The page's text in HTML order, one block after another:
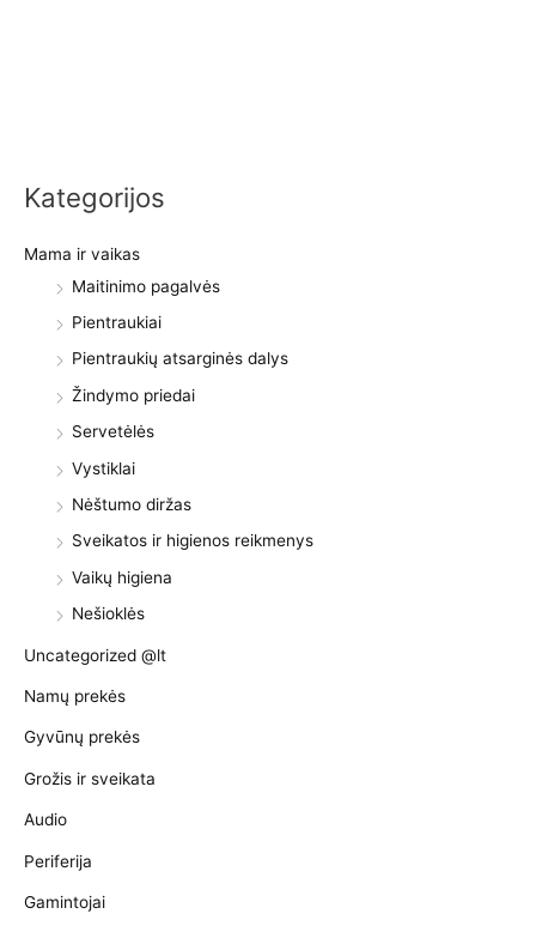
Kategorijos
Mama ir vaikas
Maitinimo pagalvės
Pientraukiai
Pientraukių atsarginės dalys
Žindymo priedai
Servetėlės
Vystiklai
Nėštumo diržas
Sveikatos ir higienos reikmenys
Vaikų higiena
Nešioklės
Uncategorized @lt
Namų prekės
Gyvūnų prekės
Grožis ir sveikata
Audio
Periferija
Gamintojai